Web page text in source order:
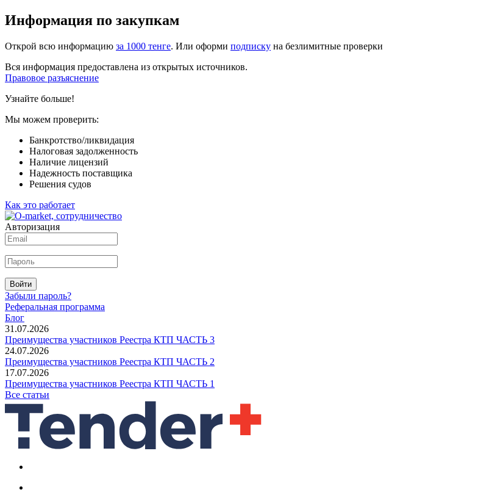
Информация по закупкам
Открой всю информацию за 1000 тенге. Или оформи подписку на безлимитные проверки
Вся информация предоставлена из открытых источников.
Правовое разъяснение
Узнайте больше!
Мы можем проверить:
Банкротство/ликвидация
Налоговая задолженность
Наличие лицензий
Надежность поставщика
Решения судов
Как это работает
Авторизация
Войти
Забыли пароль?
Реферальная программа
Блог
31.07.2026
Преимущества участников Реестра КТП ЧАСТЬ 3
24.07.2026
Преимущества участников Реестра КТП ЧАСТЬ 2
17.07.2026
Преимущества участников Реестра КТП ЧАСТЬ 1
Все статьи